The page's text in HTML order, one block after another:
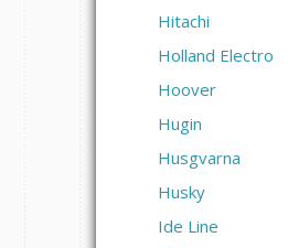
Hitachi
Holland Electro
Hoover
Hugin
Husgvarna
Husky
Ide Line